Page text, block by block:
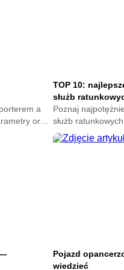
a
oraz
TOP 10:
służb
Poznaj
służb
zadań
bezpieczeństwa i
Pojazd
wiedzieć